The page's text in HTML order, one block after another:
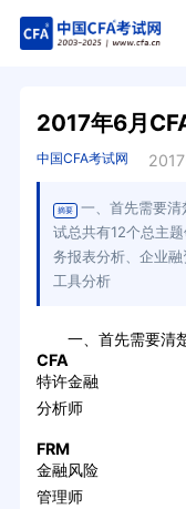
2017年6月
中国CFA考试网
摘要
一、首先需要
试总共有12个总主
务报表分析、企业
工具分析
一、首先需要清
CFA
特许金融
分析师
FRM
金融风险
管理师